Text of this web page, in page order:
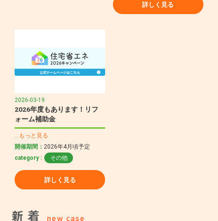
詳しく見る
2026-03-19
2026年度もあります！リフ
ォーム補助金
…もっと見る
開催期間： 2026年4月頃予定
category :
その他
詳しく見る